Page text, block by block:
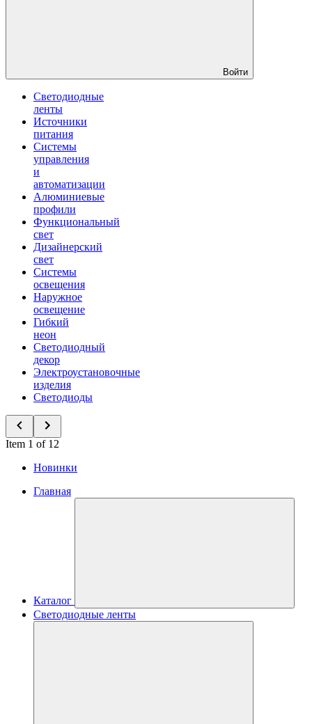
Войти
Светодиодные
ленты
Источники
питания
Системы
управления
и
автоматизации
Алюминиевые
профили
Функциональный
свет
Дизайнерский
свет
Системы
освещения
Наружное
освещение
Гибкий
неон
Светодиодный
декор
Электроустановочные
изделия
Светодиоды
Item 1 of 12
Новинки
Главная
Каталог
Светодиодные ленты